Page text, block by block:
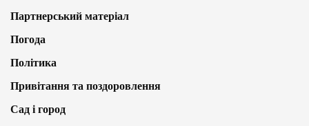
Партнерський матеріал
Погода
Політика
Привітання та поздоровлення
Сад і город